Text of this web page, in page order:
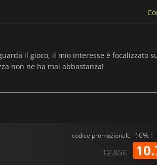
il gioco, il mio interesse è focalizzato
non ne ha mai abbastanza!
codice promozionale -16% :
12.85€